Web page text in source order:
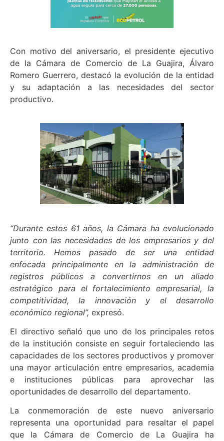
Con motivo del aniversario, el presidente ejecutivo
de la Cámara de Comercio de La Guajira, Álvaro
Romero Guerrero, destacó la evolución de la entidad
y su adaptación a las necesidades del sector
productivo.
“Durante estos 61 años, la Cámara ha evolucionado
junto con las necesidades de los empresarios y del
territorio. Hemos pasado de ser una entidad
enfocada principalmente en la administración de
registros públicos a convertirnos en un aliado
estratégico para el fortalecimiento empresarial, la
competitividad, la innovación y el desarrollo
económico regional”, expresó.
El directivo señaló que uno de los principales retos
de la institución consiste en seguir fortaleciendo las
capacidades de los sectores productivos y promover
una mayor articulación entre empresarios, academia
e instituciones públicas para aprovechar las
oportunidades de desarrollo del departamento.
La conmemoración de este nuevo aniversario
representa una oportunidad para resaltar el papel
que la Cámara de Comercio de La Guajira ha